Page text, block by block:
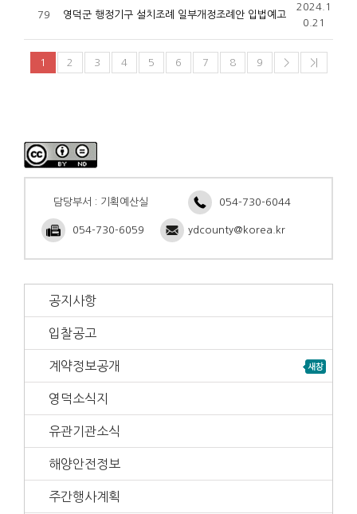
79 영덕군 행정기구 설치조례 일부개정조례안 입법예고
2024.1
0.21
1 2 3 4 5 6 7 8 9 > >|
담당부서 : 기획예산실 054-730-6044
054-730-6059 ydcounty@korea.kr
공지사항
입찰공고
계약정보공개
영덕소식지
유관기관소식
해양안전정보
주간행사계획